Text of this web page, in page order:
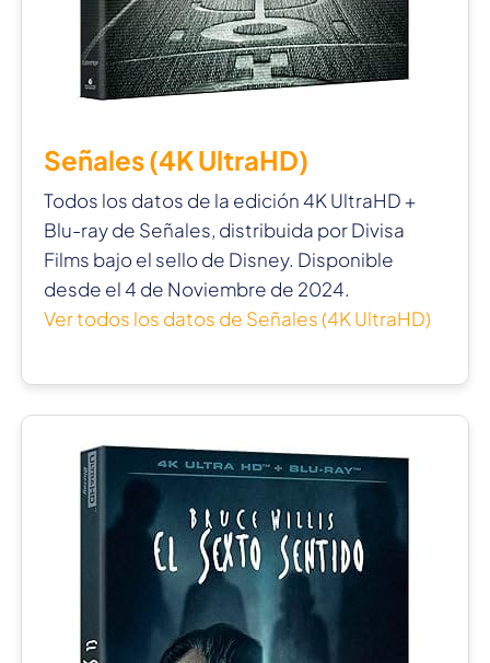
Señales (4K UltraHD)
Todos los datos de la edición 4K UltraHD +
Blu-ray de Señales, distribuida por Divisa
Films bajo el sello de Disney. Disponible
desde el 4 de Noviembre de 2024.
Ver todos los datos de Señales (4K UltraHD)